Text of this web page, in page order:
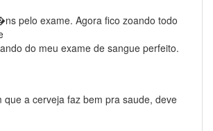
pelo exame. Agora fico zoando todo
do meu exame de sangue perfeito.
que a cerveja faz bem pra saude, deve